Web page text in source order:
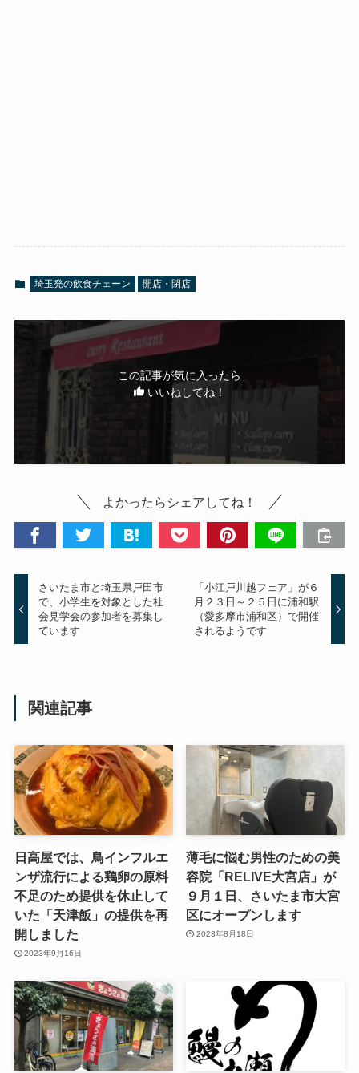
埼玉発の飲食チェーン 開店・閉店
この記事が気に入ったら
いいねしてね！
よかったらシェアしてね！
さいたま市と埼玉県戸田市
で、小学生を対象とした社
会見学会の参加者を募集し
ています
「小江戸川越フェア」が６
月２３日～２５日に浦和駅
（愛多摩市浦和区）で開催
されるようです
関連記事
日高屋では、鳥インフルエ
ンザ流行による鶏卵の原料
不足のため提供を休止して
いた「天津飯」の提供を再
開しました
2023年9月16日
薄毛に悩む男性のための美
容院「RELIVE大宮店」が
９月１日、さいたま市大宮
区にオープンします
2023年8月18日